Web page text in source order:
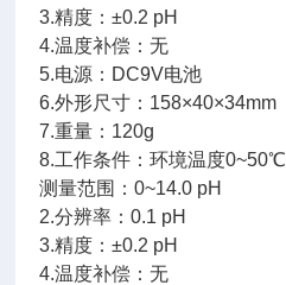
3.精度：±0.2 pH
4.温度补偿：无
5.电源：DC9V电池
6.外形尺寸：158×40×34mm
7.重量：120g
8.工作条件：环境温度0~50℃
测量范围：0~14.0 pH
2.分辨率：0.1 pH
3.精度：±0.2 pH
4.温度补偿：无